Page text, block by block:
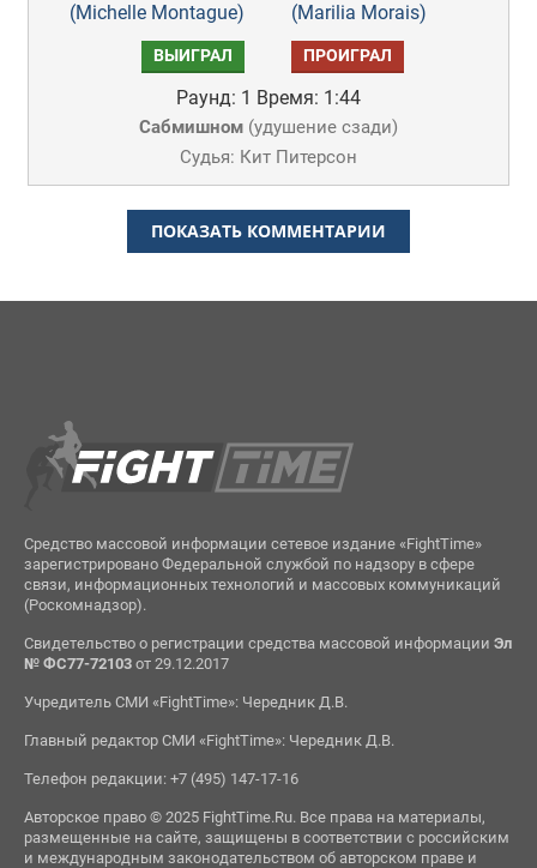
(Michelle Montague)
(Marilia Morais)
ВЫИГРАЛ ПРОИГРАЛ
Раунд: 1 Время: 1:44
Сабмишном(удушение сзади)
Судья: Кит Питерсон
ПОКАЗАТЬ КОММЕНТАРИИ
Средство массовой информации сетевое издание «FightTime»
зарегистрировано Федеральной службой по надзору в сфере
связи, информационных технологий и массовых коммуникаций
(Роскомнадзор).
Свидетельство о регистрации средства массовой информации Эл
№ ФС77-72103от 29.12.2017
Учредитель СМИ «FightTime»: Чередник Д.В.
Главный редактор СМИ «FightTime»: Чередник Д.В.
Телефон редакции: +7 (495) 147-17-16
Авторское право © 2025 FightTime.Ru. Все права на материалы,
размещенные на сайте, защищены в соответствии с российским
и международным законодательством об авторском праве и